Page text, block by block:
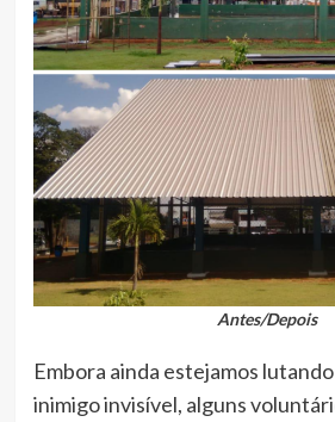
Antes/Depois
Embora ainda estejamos
inimigo invisível, alguns